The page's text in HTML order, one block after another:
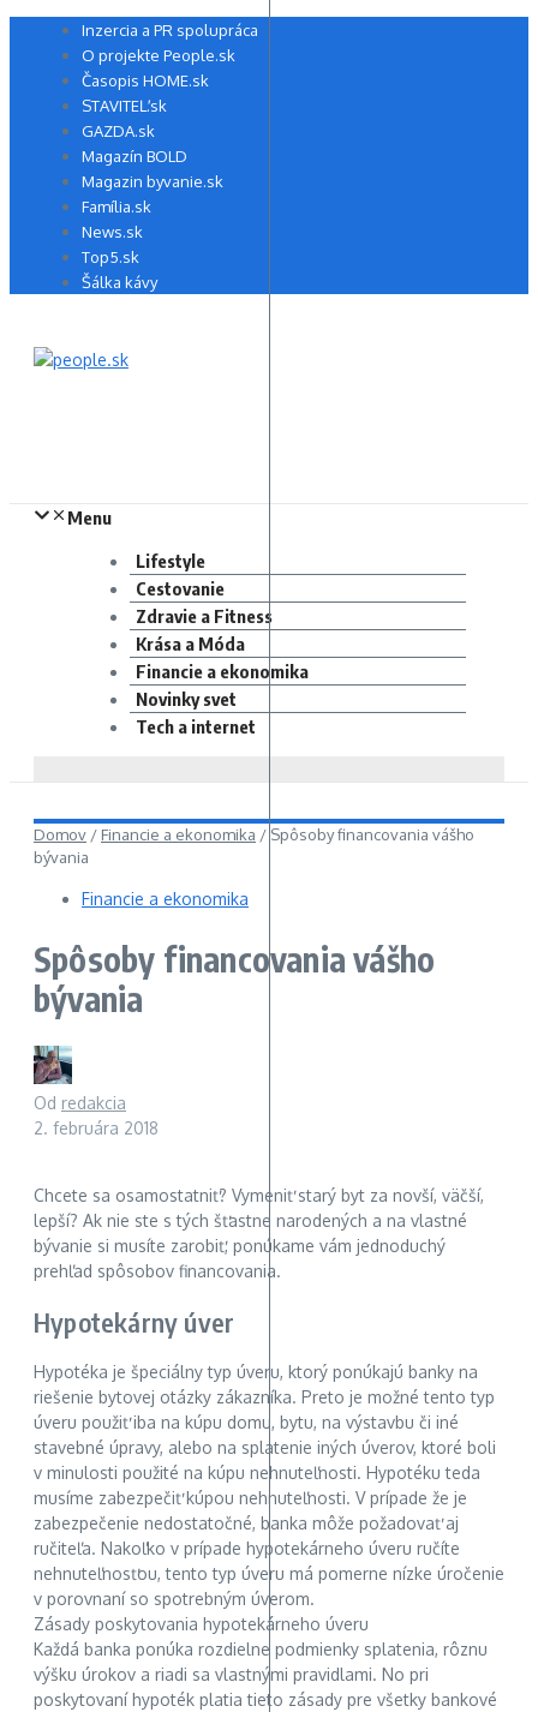
Preskočiť Inzercia a PR spolupráca
O projekte People.sk
Časopis HOME.sk
STAVITEĽ.sk
GAZDA.sk
Magazín BOLD
Magazin byvanie.sk
Família.sk
News.sk
Top5.sk
Šálka kávy
Menu
Lifestyle
Cestovanie
Zdravie a Fitness
Krása a Móda
Financie a ekonomika
Novinky svet
Tech a internet
Domov / Financie a ekonomika / Spôsoby financovania vášho
bývania
Financie a ekonomika
Spôsoby financovania vášho
bývania
Od redakcia
2. februára 2018
Chcete sa osamostatniť? Vymeniť starý byt za novší, väčší,
lepší? Ak nie ste s tých šťastne narodených a na vlastné
bývanie si musíte zarobiť, ponúkame vám jednoduchý
prehľad spôsobov financovania.
Hypotekárny úver
Hypotéka je špeciálny typ úveru, ktorý ponúkajú banky na
riešenie bytovej otázky zákazníka. Preto je možné tento typ
úveru použiť iba na kúpu domu, bytu, na výstavbu či iné
stavebné úpravy, alebo na splatenie iných úverov, ktoré boli
v minulosti použité na kúpu nehnuteľnosti. Hypotéku teda
musíme zabezpečiť kúpou nehnuteľnosti. V prípade že je
zabezpečenie nedostatočné, banka môže požadovať aj
ručiteľa. Nakoľko v prípade hypotekárneho úveru ručíte
nehnuteľnosťou, tento typ úveru má pomerne nízke úročenie
v porovnaní so spotrebným úverom.
Zásady poskytovania hypotekárneho úveru
Každá banka ponúka rozdielne podmienky splatenia, rôznu
výšku úrokov a riadi sa vlastnými pravidlami. No pri
poskytovaní hypoték platia tieto zásady pre všetky bankové